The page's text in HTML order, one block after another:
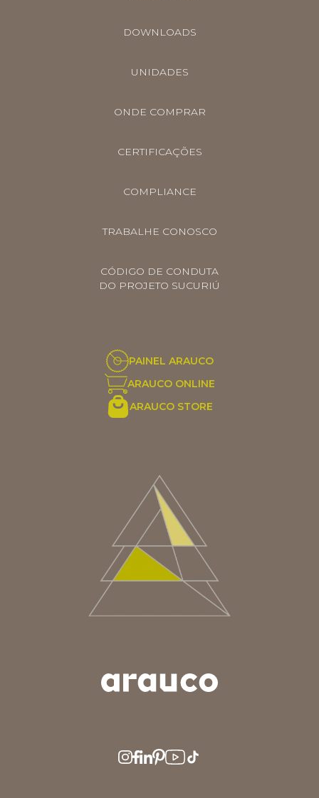
AUS/NZ
COLOMBIA
DOWNLOADS
UNIDADES
ONDE COMPRAR
CERTIFICAÇÕES
COMPLIANCE
TRABALHE CONOSCO
CÓDIGO DE CONDUTA
DO PROJETO SUCURIÚ
PAINEL ARAUCO
ARAUCO ONLINE
ARAUCO STORE